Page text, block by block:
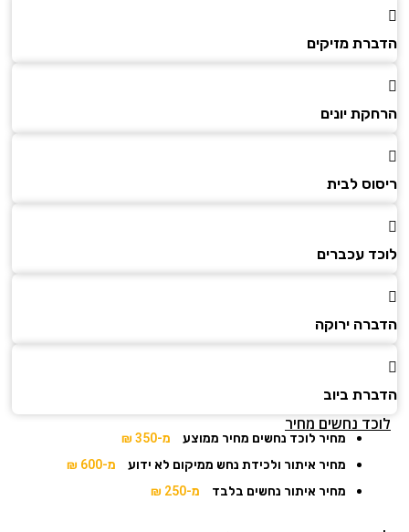
הדברת מזיקים
הרחקת יונים
ריסוס לבית
לוכד עכברים
הדברה ירוקה
הדברת ביוב
לוכד נחשים מחיר
מחיר לוכד נחשים מחיר ממוצע
מ-350 ₪
מחיר איתור ולכידת נחש ממיקום לא ידוע
מ-600 ₪
מחיר איתור נחשים בלבד
מ-250 ₪